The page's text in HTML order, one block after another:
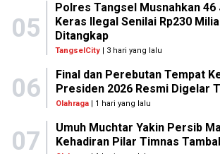
05
Polres Tangsel Musnahkan 46
Keras Ilegal Senilai Rp230
Ditangkap
TangselCity | 3 hari yang lalu
06
Final dan Perebutan Tempat
Presiden 2026 Resmi Digelar
Olahraga| 1 hari yang lalu
07
Umuh Muchtar Yakin Persib
Kehadiran Pilar Timnas